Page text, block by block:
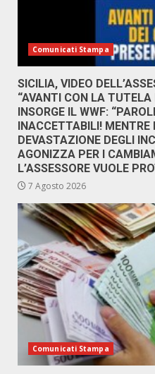
Comunicati Stampa
SICILIA, VIDEO
“AVANTI CON LA TUTELA
INSORGE IL WWF:
INACCETTABILI!
DEVASTAZIONE DEGLI
AGONIZZA PER I
L’ASSESSORE VUOLE
7 Agosto 2026
Comunicati Stampa